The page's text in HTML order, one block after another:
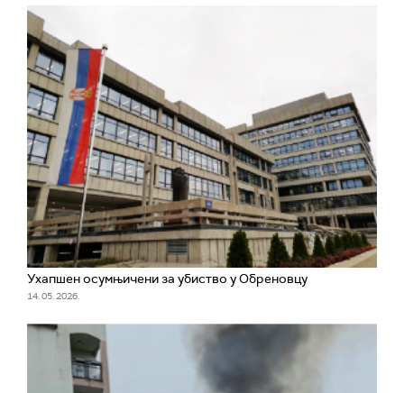
Ухапшен осумњичени за убиство у Обреновцу
14. 05. 2026.